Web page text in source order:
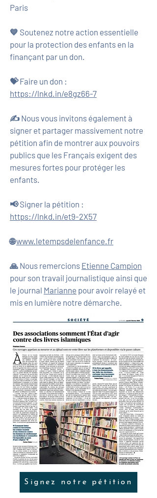
Paris
💙 Soutenez notre action essentielle
pour la protection des enfants en la
finançant par un don.
💝 Faire un don :
https://lnkd.in/e8gz66-7
✍️ Nous vous invitons également à
signer et partager massivement notre
pétition afin de montrer aux pouvoirs
publics que les Français exigent des
mesures fortes pour protéger les
enfants.
📢 Signer la pétition :
https://lnkd.in/et9-2X57
🌐www.letempsdelenfance.fr
🙏 Nous remercions Etienne Campion
pour son travail journalistique ainsi que
le journal Marianne pour avoir relayé et
mis en lumière notre démarche.
Signez notre pétition